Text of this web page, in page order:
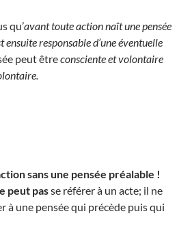
qu’avant toute action naît une pensée
responsable d’une éventuelle
peut êtreconsciente et volontaire
sans une pensée préalable !
peut passe référer à un acte; il ne
à une pensée qui précède puis qui